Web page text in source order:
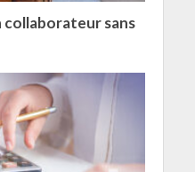
sans